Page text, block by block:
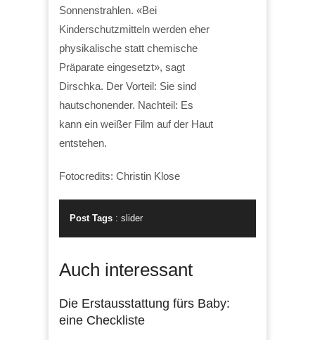
Sonnenstrahlen. «Bei
Kinderschutzmitteln werden eher
physikalische statt chemische
Präparate eingesetzt», sagt
Dirschka. Der Vorteil: Sie sind
hautschonender. Nachteil: Es
kann ein weißer Film auf der Haut
entstehen.
Fotocredits: Christin Klose
Post Tags : slider
Auch interessant
Die Erstausstattung fürs Baby:
eine Checkliste